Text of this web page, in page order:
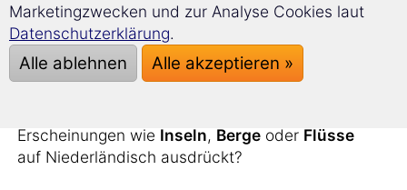
Sie sehen sich gernNaturfilme im Original
und benötigen hierfür einen größeren
Wortschatz?
Erscheinungen wie Inseln, Berge oder Flüsse
auf Niederländisch ausdrückt?
Marketingzwecken und zur Analyse Cookies laut
Datenschutzerklärung.
Alle ablehnen Alle akzeptieren »